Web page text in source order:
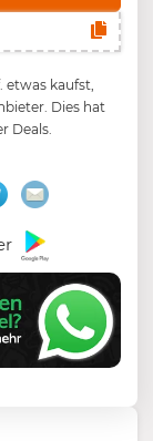
kaufst,
Dies hat
Deals.